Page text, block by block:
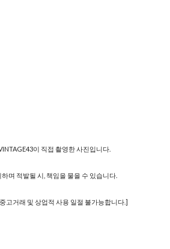
이 직접 촬영한 사진입니다.
며 적발될 시, 책임을 물을 수 있습니다.
고거래 및 상업적 사용 일절 불가능합니다.]